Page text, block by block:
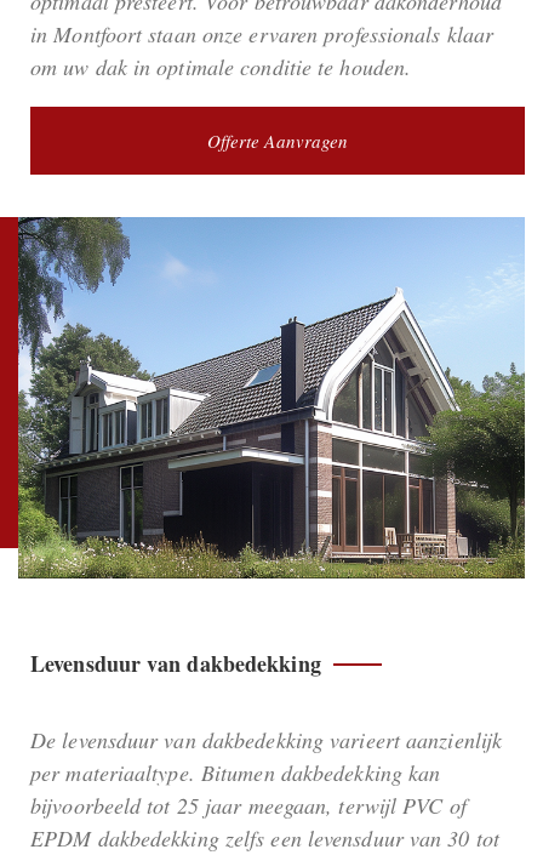
in Montfoort staan onze ervaren professionals klaar
om uw dak in optimale conditie te houden.
Offerte Aanvragen
Levensduur van dakbedekking
De levensduur van dakbedekking varieert aanzienlijk
per materiaaltype. Bitumen dakbedekking kan
bijvoorbeeld tot 25 jaar meegaan, terwijl PVC of
EPDM dakbedekking zelfs een levensduur van 30 tot